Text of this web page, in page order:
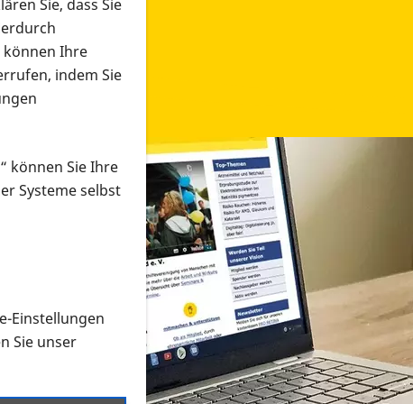
verschiedenen Formaten an
suchen und dieses bestellen bzw. herunterladen
Sie, dass Sie
können Ihre
indem Sie
können Sie Ihre
Systeme selbst
Einstellungen
Sie unser